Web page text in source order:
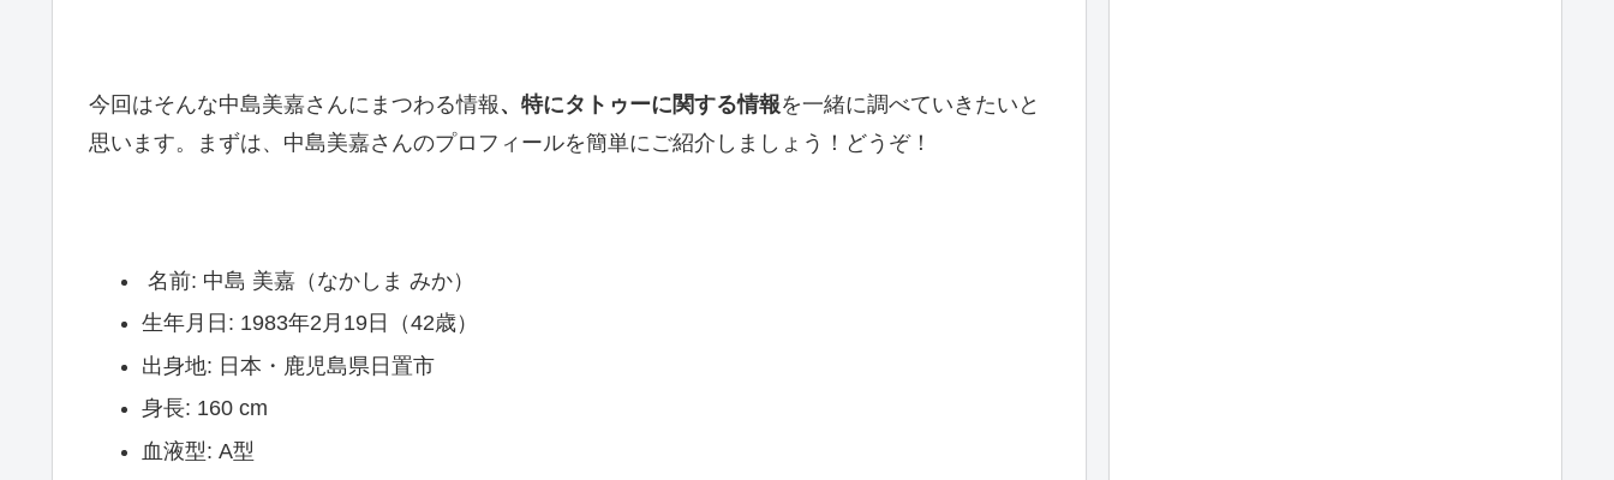
今回はそんな中島美嘉さんにまつわる情報 、特にタトゥーに関する情報を一緒に調べていきたいと
思います。まずは、中島美嘉さんのプロフィールを簡単にご紹介しましょう！どうぞ！
名前: 中島 美嘉（なかしま みか）
生年月日: 1983年2月19日（42歳）
出身地: 日本・鹿児島県日置市
身長: 160 cm
血液型: A型